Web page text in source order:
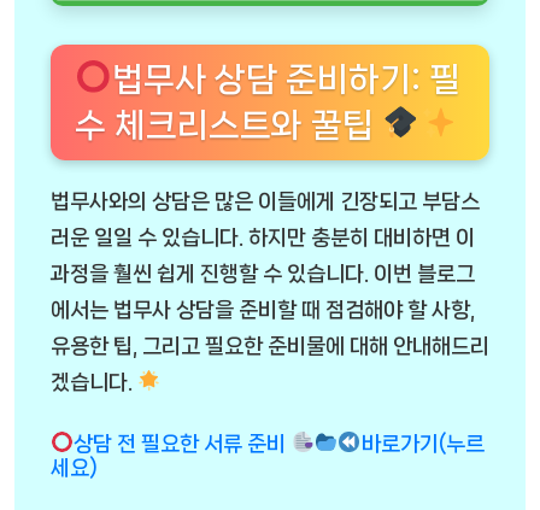
법무사 상담 준비하기: 필
수 체크리스트와 꿀팁
법무사와의 상담은 많은 이들에게 긴장되고 부담스
러운 일일 수 있습니다. 하지만 충분히 대비하면 이
과정을 훨씬 쉽게 진행할 수 있습니다. 이번 블로그
에서는 법무사 상담을 준비할 때 점검해야 할 사항,
유용한 팁, 그리고 필요한 준비물에 대해 안내해드리
겠습니다.
상담 전 필요한 서류 준비
바로가기(누르
세요)